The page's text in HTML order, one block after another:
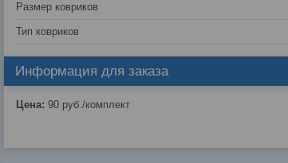
Размер ковриков
Тип ковриков
Информация для заказа
Цена: 90 руб./комплект